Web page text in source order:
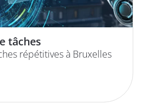
tâches
répétitives à Bruxelles